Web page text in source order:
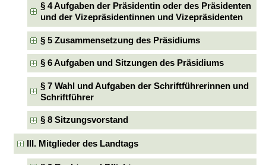
§ 4 Aufgaben der Präsidentin oder des Präsidenten
und der Vizepräsidentinnen und Vizepräsidenten
§ 5 Zusammensetzung des Präsidiums
§ 6 Aufgaben und Sitzungen des Präsidiums
§ 7 Wahl und Aufgaben der Schriftführerinnen und
Schriftführer
§ 8 Sitzungsvorstand
III. Mitglieder des Landtags